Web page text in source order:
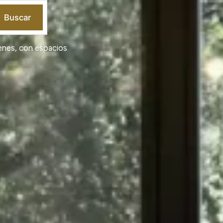
con espacios
Buscar